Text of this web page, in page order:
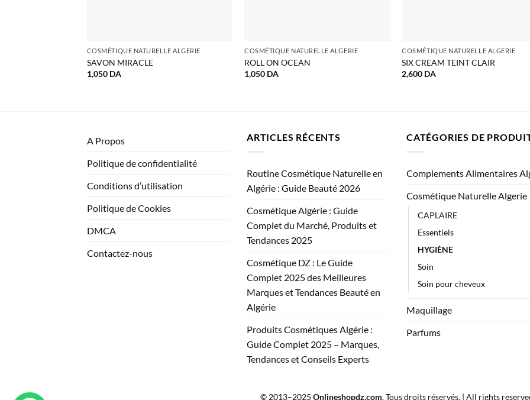
COSMÉTIQUE NATURELLE ALGERIE
SAVON MIRACLE
1,050 DA
COSMÉTIQUE NATURELLE ALGERIE
ROLL ON OCEAN
1,050 DA
COSMÉTIQUE NATURELLE ALGERIE
SIX CREAM TEINT CLAIR
2,600 DA
A Propos
Politique de confidentialité
Conditions d’utilisation
Politique de Cookies
DMCA
Contactez-nous
ARTICLES RÉCENTS
Routine Cosmétique Naturelle en
Algérie : Guide Beauté 2026
Cosmétique Algérie : Guide
Complet du Marché, Produits et
Tendances 2025
Cosmétique DZ : Le Guide
Complet 2025 des Meilleures
Marques et Tendances Beauté en
Algérie
Produits Cosmétiques Algérie :
Guide Complet 2025 – Marques,
Tendances et Conseils Experts
CATÉGORIES DE
Complements Alimentaires
Cosmétique Naturelle Algerie
CAPLAIRE
Essentiels
HYGIÈNE
Soin
Soin pour cheveux
Maquillage
Parfums
© 2013–2025 Onlineshopdz.com. Tous droits réservés. | All rights